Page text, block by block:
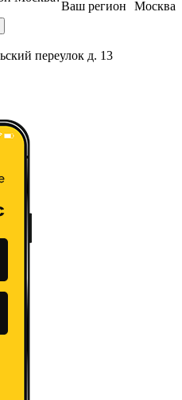
Москва
Ваш регион
переулок д. 13